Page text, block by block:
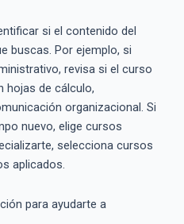
si el contenido del
buscas. Por ejemplo, si
revisa si el curso
hojas de cálculo,
organizacional. Si
nuevo, elige cursos
selecciona cursos
aplicados.
para ayudarte a